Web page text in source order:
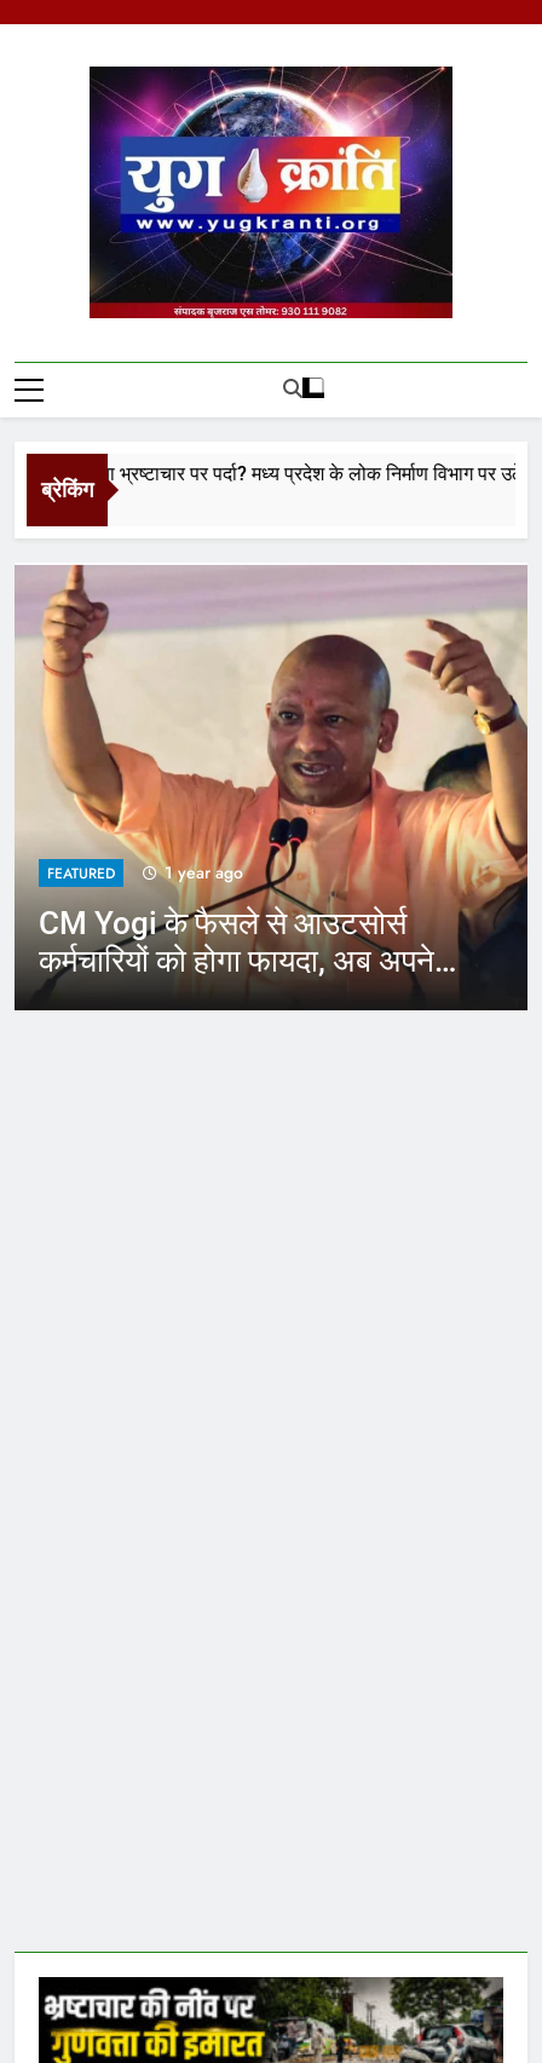
Yug Kranti | Trusted
News Portal
ब्रेकिंग
या भ्रष्टाचार पर पर्दा? मध्य प्रदेश के लोक निर्माण विभाग पर उठे बड़े सवाल
FEATURED 1 year ago
CM Yogi के फैसले से आउटसोर्स
कर्मचारियों को होगा फायदा, अब अपने
जिले में कर सकेंगे काम